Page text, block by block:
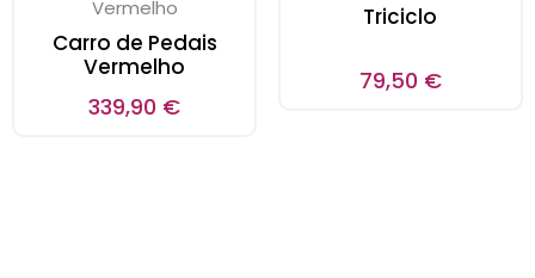
Carro de Pedais
Vermelho
339,90 €
Triciclo
79,50 €